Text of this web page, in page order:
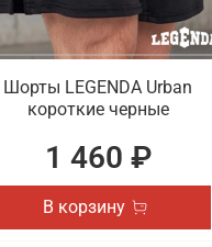
на-Амуре.
Шорты LEGENDA Urban
короткие черные
1 460 ₽
В корзину